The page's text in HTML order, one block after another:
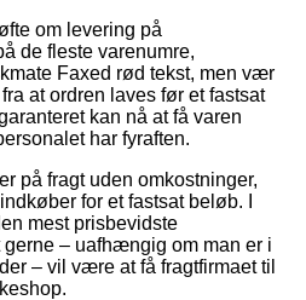
om levering på
de fleste varenumre,
Faxed rød tekst, men vær
at ordren laves før et fastsat
kan nå at få varen
har fyraften.
på fragt uden omkostninger,
for et fastsat beløb. I
mest prisbevidste
– uafhængig om man er i
– vil være at få fragtfirmaet til